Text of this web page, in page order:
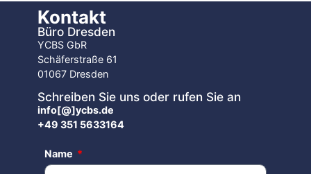
Kontakt
Büro Dresden
YCBS GbR
Schäferstraße 61
01067 Dresden
Schreiben Sie uns oder rufen Sie an
info[@]ycbs.de
+49 351 5633164
Name